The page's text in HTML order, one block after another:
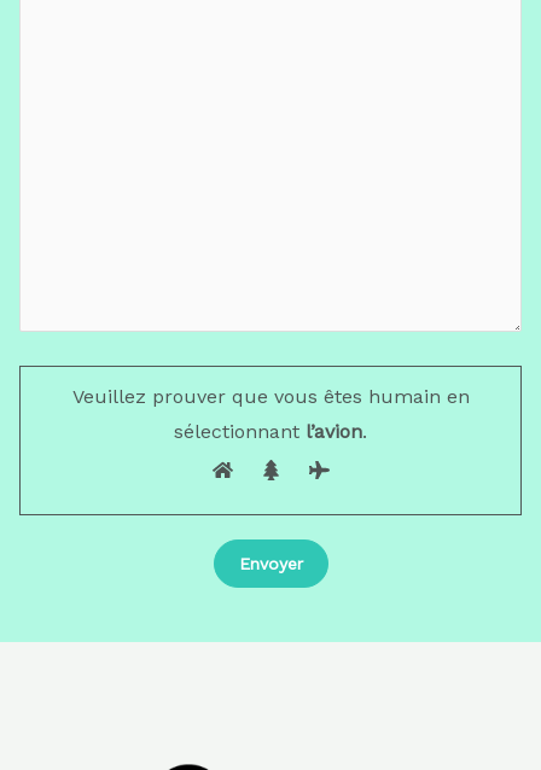
Veuillez prouver que vous êtes humain en
sélectionnant l’avion.